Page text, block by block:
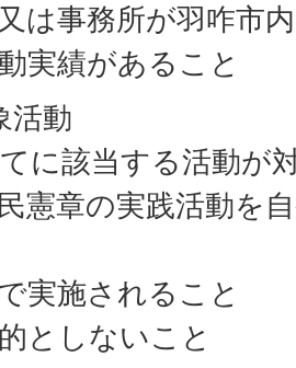
は事務所が羽咋市
実績があること
活動
に該当する活動が
憲章の実践活動を
実施されること
としないこと